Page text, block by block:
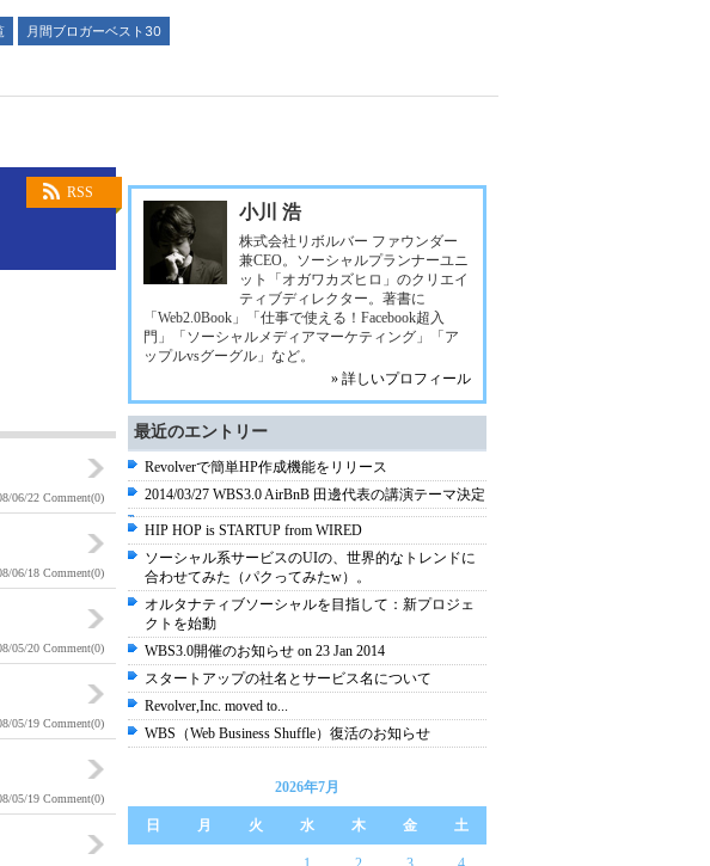
月間ブロガーベスト30
RSS
06/22 Comment(0)
06/18 Comment(0)
05/20 Comment(0)
05/19 Comment(0)
05/19 Comment(0)
小川 浩
株式会社リボルバー ファウンダー
兼CEO。ソーシャルプランナーユニ
ット「オガワカズヒロ」のクリエイ
ティブディレクター。著書に
「Web2.0Book」「仕事で使える！Facebook超入
門」「ソーシャルメディアマーケティング」「ア
ップルvsグーグル」など。
» 詳しいプロフィール
最近のエントリー
Revolverで簡単HP作成機能をリリース
2014/03/27 WBS3.0 AirBnB 田邊代表の講演テーマ決定
HIP HOP is STARTUP from WIRED
ソーシャル系サービスのUIの、世界的なトレンドに
合わせてみた（パクってみたw）。
オルタナティブソーシャルを目指して：新プロジェ
クトを始動
WBS3.0開催のお知らせ on 23 Jan 2014
スタートアップの社名とサービス名について
Revolver,Inc. moved to...
WBS（Web Business Shuffle）復活のお知らせ
2026年7月
日 月 火 水 木 金 土